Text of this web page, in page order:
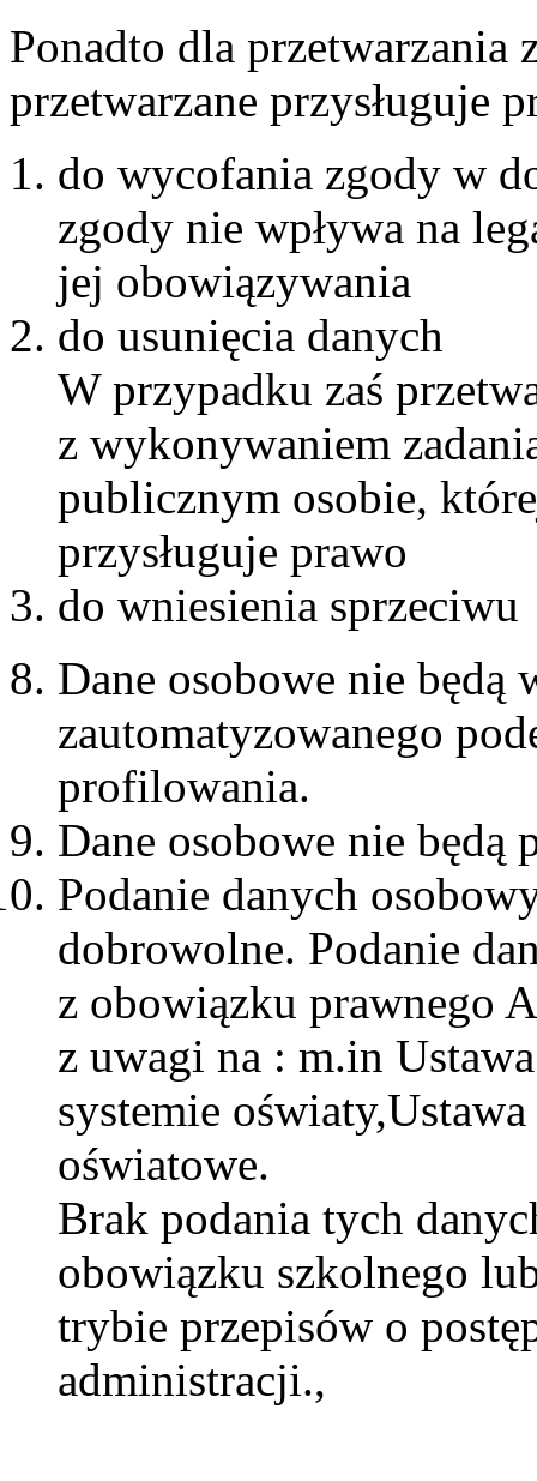
Ponadto dla przetwarzania
przetwarzane przysługuje
do wycofania zgody w
zgody nie wpływa na
jej obowiązywania
do usunięcia danych
W przypadku zaś
z wykonywaniem
publicznym osobie,
przysługuje prawo
do wniesienia sprzeciwu
Dane osobowe nie będą
zautomatyzowanego
profilowania.
Dane osobowe nie będą
Podanie danych
dobrowolne. Podanie
z obowiązku prawnego
z uwagi na : m.in
systemie
oświatowe.
Brak podania tych
obowiązku szkolnego
trybie przepisów o
administracji.,